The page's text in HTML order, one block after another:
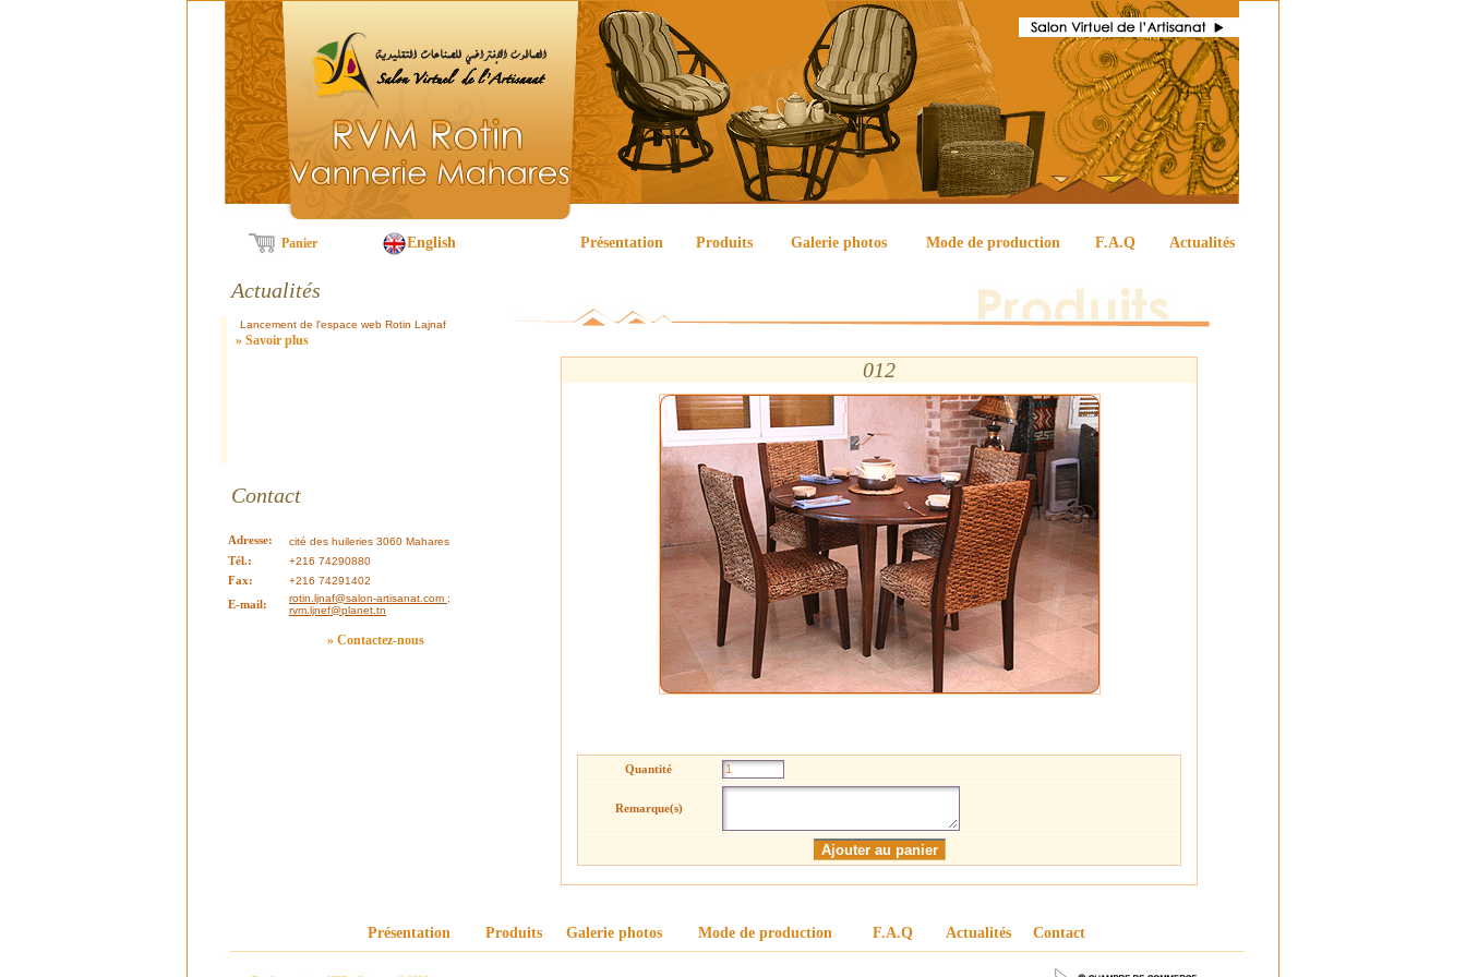
Panier English Présentation Produits Galerie photos Mode de production F.A.Q Actualités
Actualités
Contact
Adresse: cité des huileries 3060 Mahares
Tél.: +216 74290880
Fax: +216 74291402
E-mail:
rotin.ljnaf@salon-artisanat.com ;
rvm.ljnef@planet.tn
» Contactez-nous
012
Quantité
Remarque(s)
Présentation Produits Galerie photos Mode de production F.A.Q Actualités Contact